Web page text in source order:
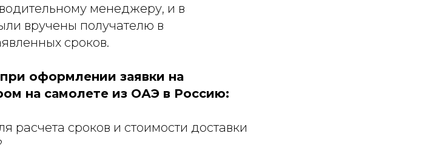
менеджеру, и в
вручены получателю в
сроков.
оформлении заявки на
на самолете из ОАЭ в Россию:
расчета сроков и стоимости доставки